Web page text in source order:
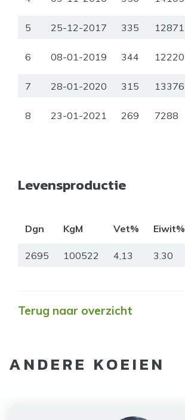
5 25-12-2017 335 12871
6 08-01-2019 344 12220
7 28-01-2020 315 13376
8 23-01-2021 269 7288
Levensproductie
Dgn KgM Vet% Eiwit%
2695 100522 4,13 3.30
Terug naar overzicht
ANDERE KOEIEN